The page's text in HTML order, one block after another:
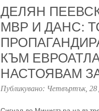
ДЕЛЯН
МВР И ДАНС:
КЪМ
НАСТОЯВАМ
Публикувано: Четвъртък, 28